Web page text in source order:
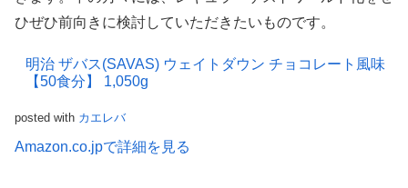
ひぜひ前向きに検討していただきたいものです。
明治 ザバス(SAVAS) ウェイトダウン チョコレート風味
【50食分】 1,050g
posted with カエレバ
Amazon.co.jpで詳細を見る